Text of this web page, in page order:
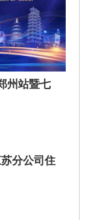
州站暨七
分公司住